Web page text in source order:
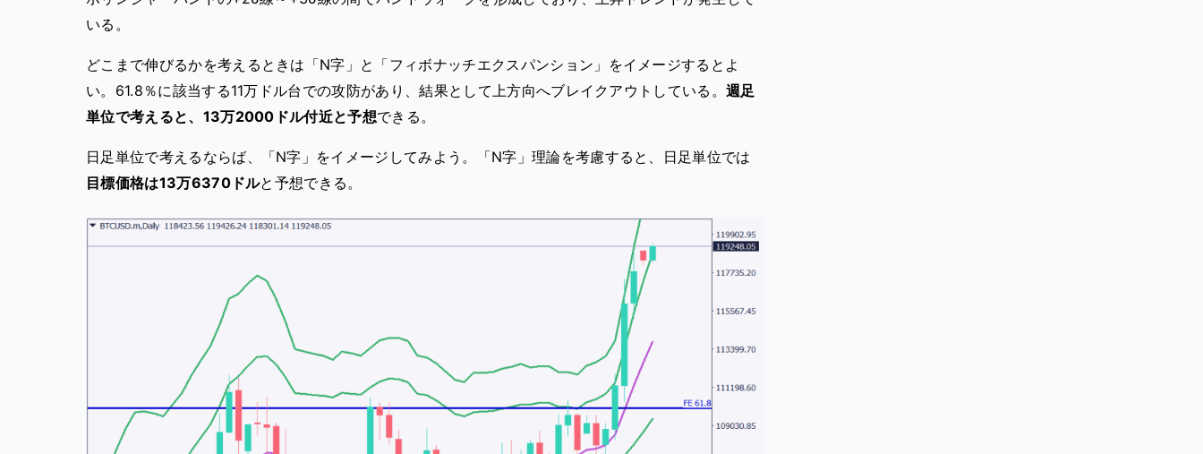
いる。
どこまで伸びるかを考えるときは「N字」と「フィボナッチエクスパンション」をイメージするとよ
い。61.8％に該当する11万ドル台での攻防があり、結果として上方向へブレイクアウトしている。週足
単位で考えると、13万2000ドル付近と予想できる。
日足単位で考えるならば、「N字」をイメージしてみよう。「N字」理論を考慮すると、日足単位では
目標価格は13万6370ドルと予想できる。